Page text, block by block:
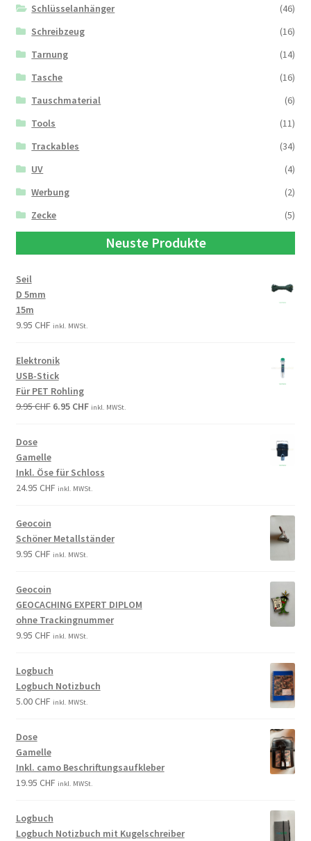
Schlüsselanhänger
(46)
Schreibzeug
(16)
Tarnung
(14)
Tasche
(16)
Tauschmaterial
(6)
Tools
(11)
Trackables
(34)
UV
(4)
Werbung
(2)
Zecke
(5)
Neuste Produkte
Seil
D 5mm
15m
9.95 CHF inkl. MWSt.
Elektronik
USB-Stick
Für PET Rohling
9.95CHF 6.95 CHF inkl. MWSt.
Dose
Gamelle
Inkl. Öse für Schloss
24.95 CHF inkl. MWSt.
Geocoin
Schöner Metallständer
9.95 CHF inkl. MWSt.
Geocoin
GEOCACHING EXPERT DIPLOM
ohne Trackingnummer
9.95 CHF inkl. MWSt.
Logbuch
Logbuch Notizbuch
5.00CHF inkl. MWSt.
Dose
Gamelle
Inkl. camo Beschriftungsaufkleber
19.95 CHF inkl. MWSt.
Logbuch
Logbuch Notizbuch mit Kugelschreiber